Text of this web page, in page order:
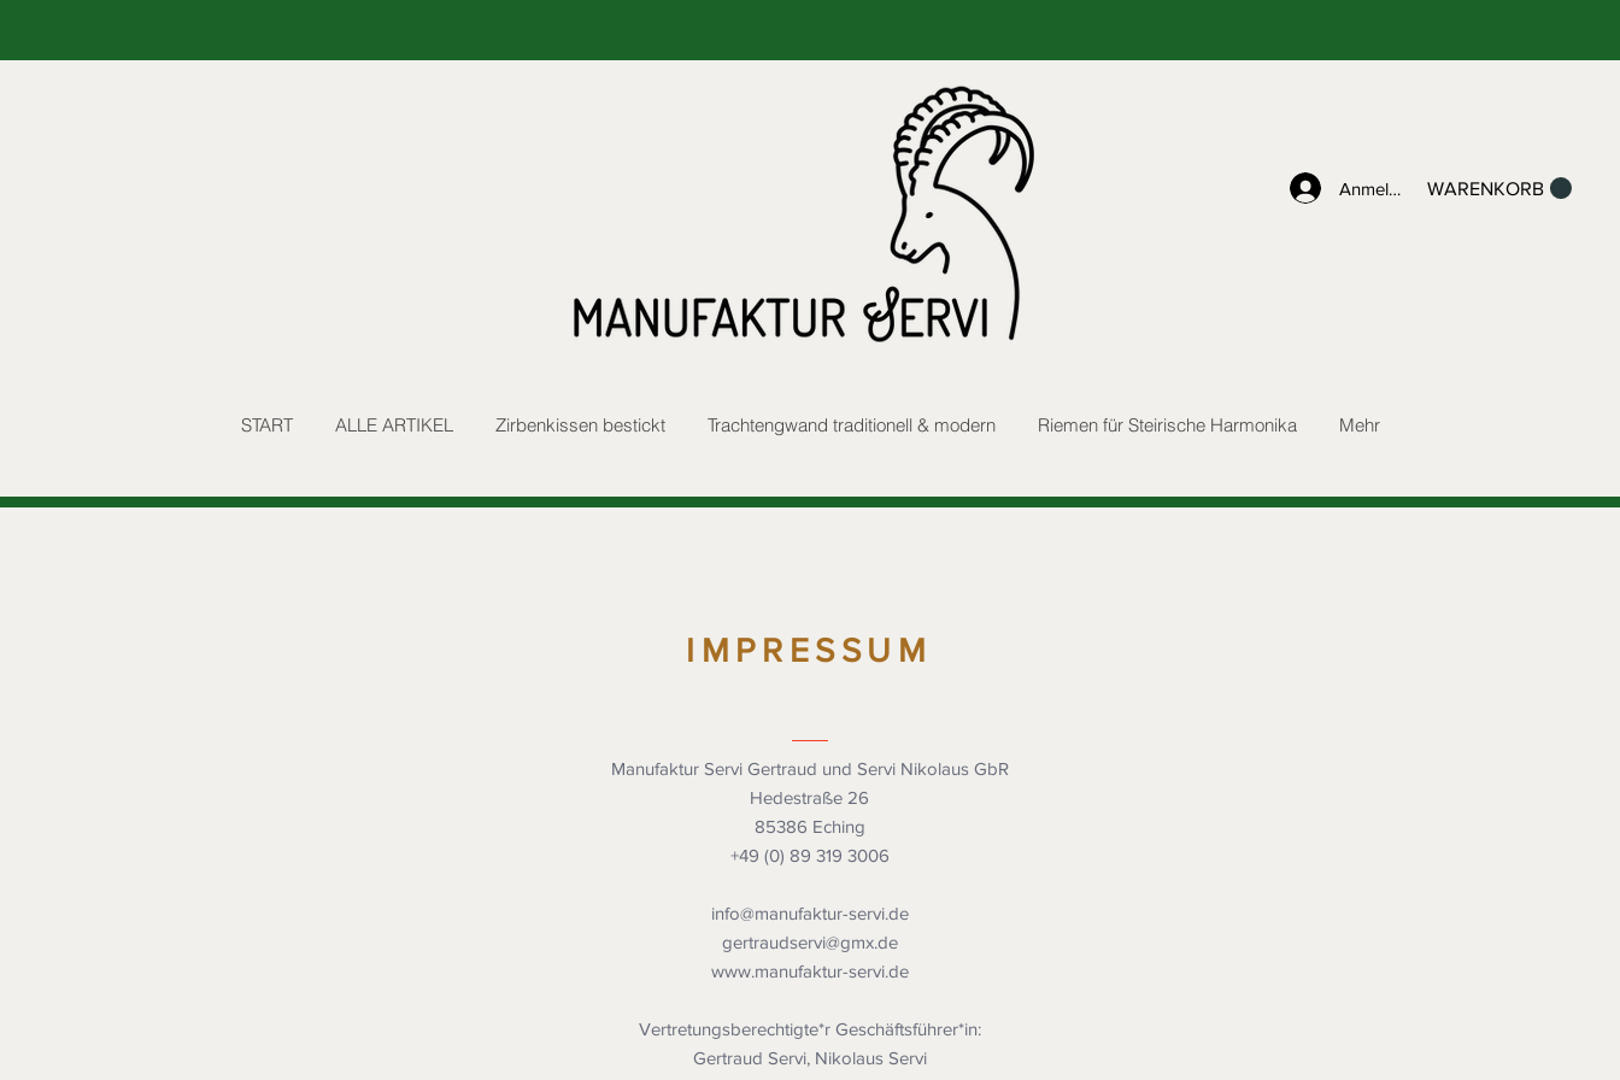
WARENKORB
Anmelden
START ALLE ARTIKEL Zirbenkissen bestickt Trachtengwand traditionell & modern Riemen für Steirische Harmonika Mehr
IMPRESSUM
Manufaktur Servi Gertraud und Servi Nikolaus GbR
Hedestraße 26
85386 Eching
+49 (0) 89 319 3006
info@manufaktur-servi.de
gertraudservi@gmx.de
www.manufaktur-servi.de
Vertretungsberechtigte*r Geschäftsführer*in:
Gertraud Servi, Nikolaus Servi